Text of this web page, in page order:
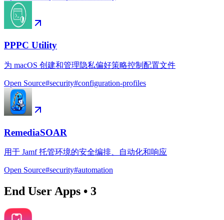
PPPC Utility
为 macOS 创建和管理隐私偏好策略控制配置文件
Open Source#security#configuration-profiles
RemediaSOAR
用于 Jamf 托管环境的安全编排、自动化和响应
Open Source#security#automation
End User Apps • 3